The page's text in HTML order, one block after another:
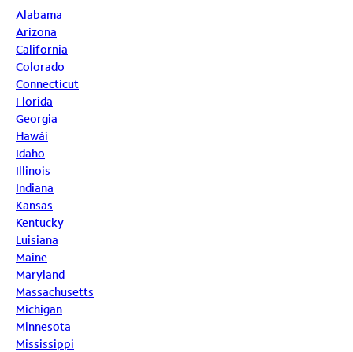
Alabama
Arizona
California
Colorado
Connecticut
Florida
Georgia
Hawái
Idaho
Illinois
Indiana
Kansas
Kentucky
Luisiana
Maine
Maryland
Massachusetts
Michigan
Minnesota
Mississippi